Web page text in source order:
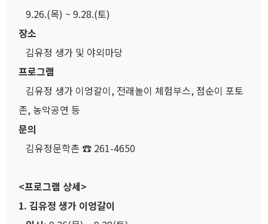
9.26.(목) ~ 9.28.(토)
장소
김유정 생가 및 야외마당
프로그램
김유정 생가 이엉갈이, 전래놀이 체험부스, 점순이 포토
존, 농악공연 등
문의
김유정문학촌 ☎ 261-4650
<프로그램 상세>
1. 김유정 생가 이엉갈이